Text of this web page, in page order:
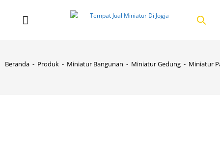
Beranda - Produk - Miniatur Bangunan - Miniatur Gedung - Miniatur